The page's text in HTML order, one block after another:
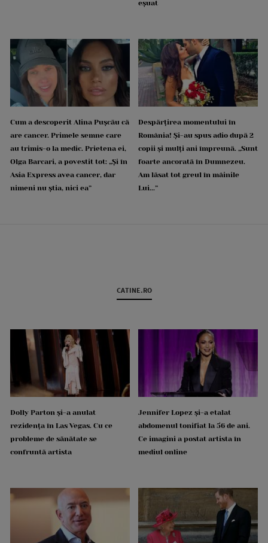
eșuat
Cum a descoperit Alina Pușcău că
are cancer. Primele semne care
au trimis-o la medic. Prietena ei,
Olga Barcari, a povestit tot: „Și în
Asia Express avea cancer, dar
nimeni nu știa, nici ea”
Despărțirea momentului în
România! Și-au spus adio după 2
copii și mulți ani împreună. „Sunt
foarte ancorată în Dumnezeu.
Am lăsat tot greul în mâinile
Lui...”
CATINE.RO
Dolly Parton și-a anulat
rezidența în Las Vegas. Cu ce
probleme de sănătate se
confruntă artista
Jennifer Lopez și-a etalat
abdomenul tonifiat la 56 de ani.
Ce imagini a postat artista în
mediul online